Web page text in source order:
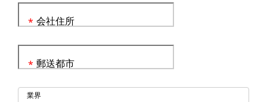
会社住所
*
郵送都市
*
業界